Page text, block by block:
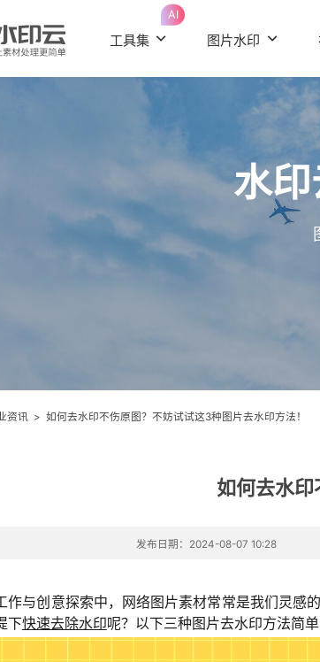
工具集
AI
图片水印
水
资讯> 如何去水印不伤原图？不妨试试这3种图片去水印方法！
如何去水
发布日期：2024-08-07 10:28
作与创意探索中，网络图片素材常常是我们灵感
下快速去除水印呢？以下三种图片去水印方法简